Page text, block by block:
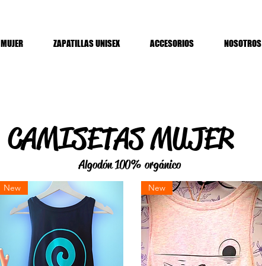
MUJER ZAPATILLAS UNISEX ACCESORIOS NOSOTROS
CAMISETAS MUJER
Algodón 100% orgánico
New New